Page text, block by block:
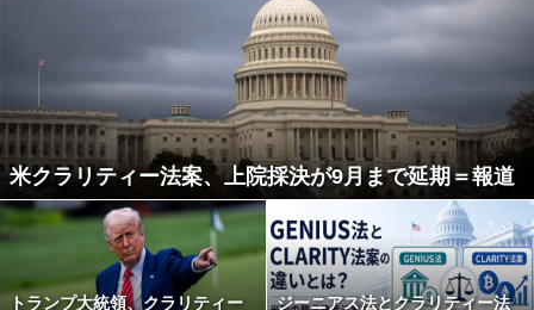
米クラリティー法案、上院採決が9月まで延期＝報道
トランプ大統領、クラリティー ジーニアス法とクラリティー法